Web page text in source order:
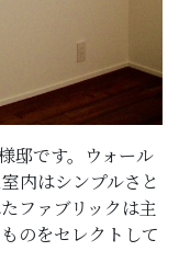
邸です。ウォール
内はシンプルさと
ファブリックは主
のをセレクトして